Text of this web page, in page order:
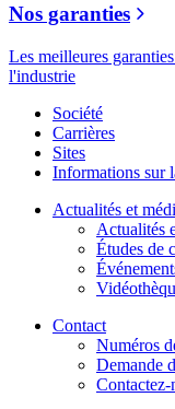
Nos garanties
Les meilleures
l'industrie
Société
Carrières
Sites
Informations sur
Actualités et
Actualités
Études de
Contact
Numéros
Demande
Contactez-